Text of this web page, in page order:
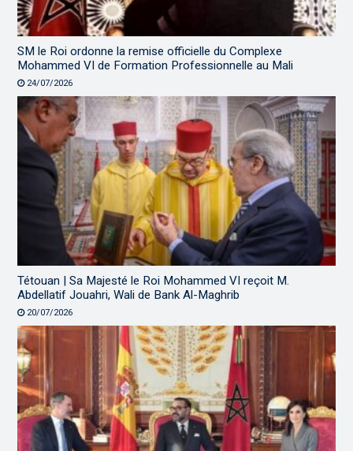
SM le Roi ordonne la remise officielle du Complexe
Mohammed VI de Formation Professionnelle au Mali
24/07/2026
Tétouan | Sa Majesté le Roi Mohammed VI reçoit M.
Abdellatif Jouahri, Wali de Bank Al-Maghrib
20/07/2026